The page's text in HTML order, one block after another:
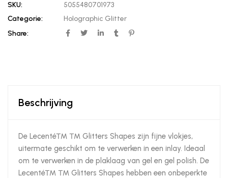
SKU:
5055480701973
Categorie:
Holographic Glitter
Share:
Beschrijving
De Lecenté™ ™ Glitters Shapes zijn fijne vlokjes,
uitermate geschikt om te verwerken in een inlay. Ideaal
om te verwerken in de plaklaag van gel en gel polish. De
Lecenté™ ™ Glitters Shapes hebben een onbeperkte